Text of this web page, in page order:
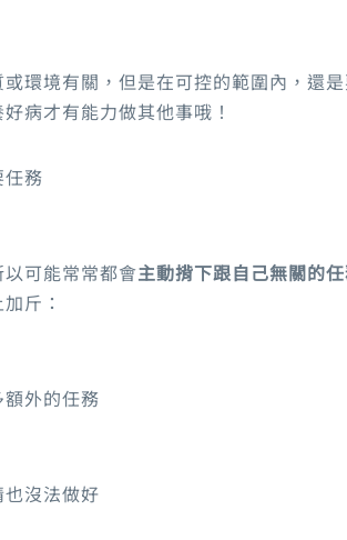
環境有關，但是在可控的範圍內，還
病才有能力做其他事哦！
務
可能常常都會主動揹下跟自己無關的
斤：
外的任務
沒法做好